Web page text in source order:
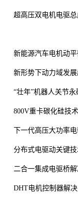
超高压双电机电驱
新能源汽车电机动
新形势下动力域发
“壮年”机器人关节
800V重卡碳化硅技术
下一代高压大功率
分布式电驱动关键
二合一集成电驱桥
DHT电机控制器解